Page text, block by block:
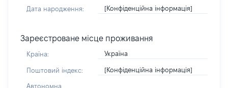
Дата народження: [Конфіденційна інформація]
Зареєстроване місце проживання
Країна: Україна
Поштовий індекс: [Конфіденційна інформація]
Автономна